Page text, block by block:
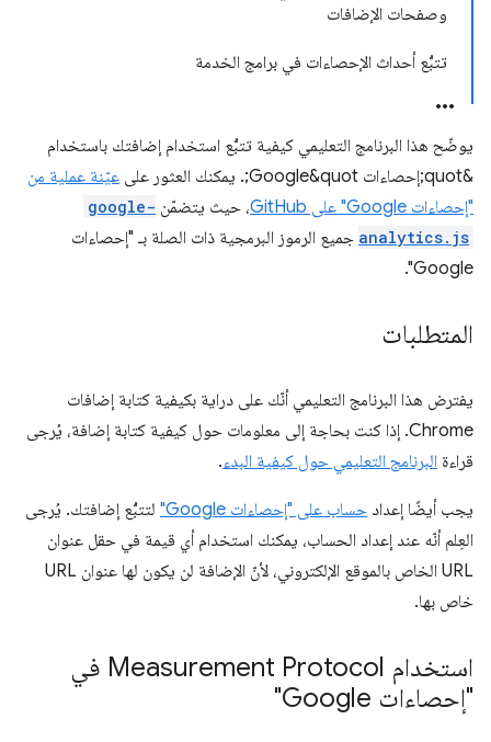
وصفحات الإضافات
تتبُّع أحداث الإحصاءات في برامج الخدمة
يوضّح هذا البرنامج التعليمي كيفية تتبُّع استخدام إضافتك باستخدام
&quot;إحصاءات Google&quot;. يمكنك العثور على
عيّنة عملية من
"إحصاءات Google" على GitHub
، حيث يتضمّن google-
analytics.js جميع الرموز البرمجية ذات الصلة بـ "إحصاءات
Google".
المتطلبات
يفترض هذا البرنامج التعليمي أنّك على دراية بكيفية كتابة إضافات
Chrome. إذا كنت بحاجة إلى معلومات حول كيفية كتابة إضافة، يُرجى
قراءة البرنامج التعليمي حول كيفية البدء.
يجب أيضًا إعداد حساب على "إحصاءات Google"
لتتبُّع إضافتك. يُرجى
العِلم أنّه عند إعداد الحساب، يمكنك استخدام أي قيمة في حقل عنوان
URL الخاص بالموقع الإلكتروني، لأنّ الإضافة لن يكون لها عنوان URL
خاص بها.
استخدام Measurement Protocol في
"إحصاءات Google"